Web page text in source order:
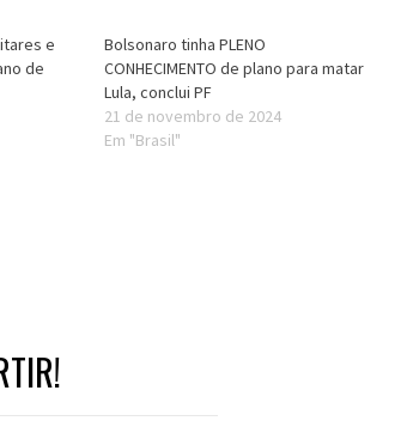
e
de
Bolsonaro tinha PLENO
CONHECIMENTO de plano para matar
Lula, conclui PF
21 de novembro de 2024
Em "Brasil"